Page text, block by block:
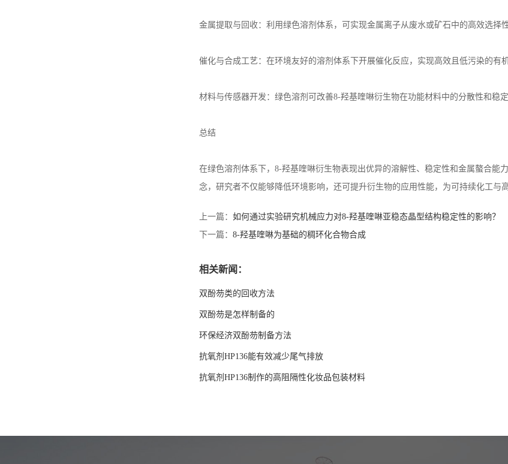
金属提取与回收：利用绿色溶剂体系，可实现金属离子从废水或矿石中的高效选择性
催化与合成工艺：在环境友好的溶剂体系下开展催化反应，实现高效且低污染的有
材料与传感器开发：绿色溶剂可改善8-羟基喹啉衍生物在功能材料中的分散性和稳
总结
在绿色溶剂体系下， 8-羟基喹啉衍生物表现出优异的溶解性、稳定性和金属螯合能
念，研究者不仅能够降低环境影响，还可提升衍生物的应用性能，为可持续化工与
上一篇： 如何通过实验研究机械应力对8-羟基喹啉亚稳态晶型结构稳定性的影响？
下一篇： 8-羟基喹啉为基础的稠环化合物合成
相关新闻：
双酚芴类的回收方法
双酚芴是怎样制备的
环保经济双酚芴制备方法
抗氧剂HP136能有效减少尾气排放
抗氧剂HP136制作的高阻隔性化妆品包装材料